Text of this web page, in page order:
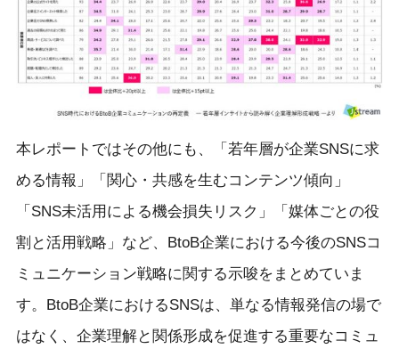
本レポートではその他にも、「若年層が企業SNSに求
める情報」「関心・共感を生むコンテンツ傾向」
「SNS未活用による機会損失リスク」「媒体ごとの役
割と活用戦略」など、BtoB企業における今後のSNSコ
ミュニケーション戦略に関する示唆をまとめていま
す。BtoB企業におけるSNSは、単なる情報発信の場で
はなく、企業理解と関係形成を促進する重要なコミュ